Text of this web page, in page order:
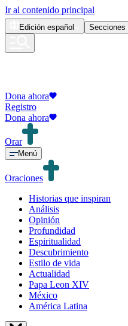
Ir al contenido principal
Edición español Secciones
Dona ahora
Registro
Dona ahora
Orar
Menú
Oraciones
Historias que inspiran
Análisis
Opinión
Profundidad
Espiritualidad
Descubrimiento
Estilo de vida
Actualidad
Papa Leon XIV
México
América Latina